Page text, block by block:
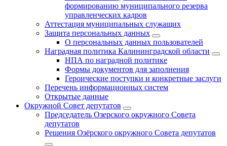
формированию муниципального резерва
управленческих кадров
Аттестация муниципальных служащих
Защита персональных данных
О персональных данных пользователей
Наградная политика Калининградской области
НПА по наградной политике
Формы документов для заполнения
Героические поступки и конкретные заслуги
Перечень информационных систем
Открытые данные
Окружной Совет депутатов
Председатель Озерского окружного Совета
депутатов
Решения Озёрского окружного Совета депутатов